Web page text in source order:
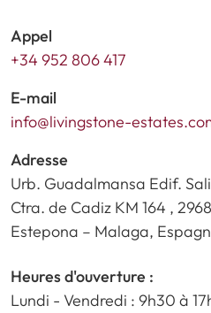
Appel
+34 952 806 417
E-mail
info@livingstone-
Adresse
Urb. Guadalmansa Edif.
Ctra. de Cadiz KM 164 ,
Estepona – Malaga,
Heures d'ouverture :
Lundi - Vendredi : 9h30 à